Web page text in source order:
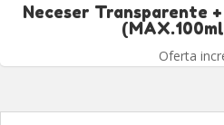
Neceser Transparente
Oferta